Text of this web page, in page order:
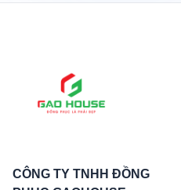
CÔNG TY TNHH ĐỒNG